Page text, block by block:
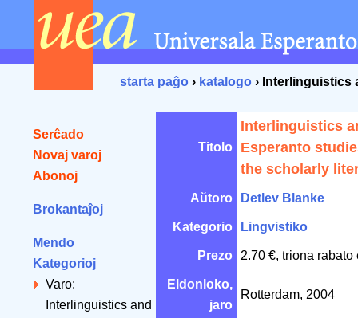
starta paĝo › katalogo › Interlinguistics
Serĉado
Novaj varoj
Abonoj
Brokantaĵoj
Mendo
Kategorioj
Varo:
Interlinguistics and
Titolo
Interlinguistics
Esperanto
the scholarly
Aŭtoro Detlev Blanke
Kategorio Lingvistiko
Prezo 2.70 €, triona rabato
Eldonloko,
jaro
Rotterdam, 2004